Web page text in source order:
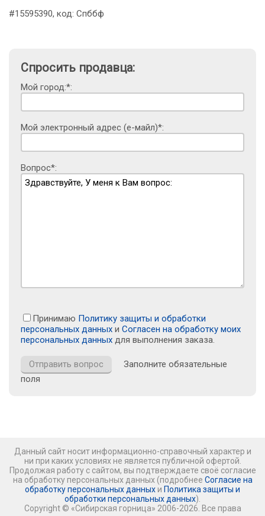
#15595390, код: Спббф
Спросить продавца:
Мой город:*:
Мой электронный адрес (е-майл)*:
Вопрос*:
Принимаю Политику защиты и обработки
персональных данных и Согласен на обработку моих
персональных данных для выполнения заказа.
Заполните обязательные
поля
Данный сайт носит информационно-справочный характер и
ни при каких условиях не является публичной офертой.
Продолжая работу с сайтом, вы подтверждаете своё согласие
на обработку персональных данных (подробнее Согласие на
обработку персональных данных и Политика защиты и
обработки персональных данных).
Copyright © «Сибирская горница» 2006-2026. Все права